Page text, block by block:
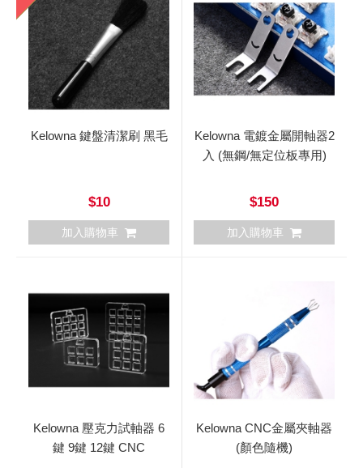
Kelowna 鍵盤清潔刷 黑毛
$10
加入購物車
Kelowna 電鍍金屬開軸器2
入 (無鋼/無定位板專用)
$150
加入購物車
Kelowna 壓克力試軸器 6
鍵 9鍵 12鍵 CNC
Kelowna CNC金屬夾軸器
(顏色隨機)